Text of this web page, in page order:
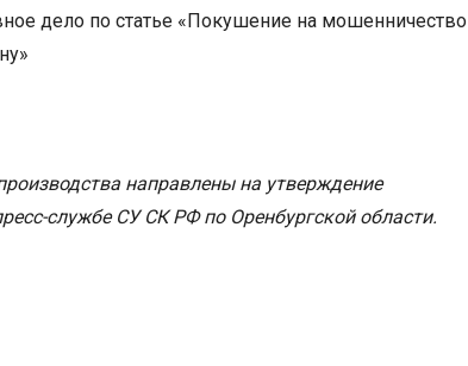
дело по статье «Покушение на мошенничество
направлены на утверждение
службе СУ СК РФ по Оренбургской области.